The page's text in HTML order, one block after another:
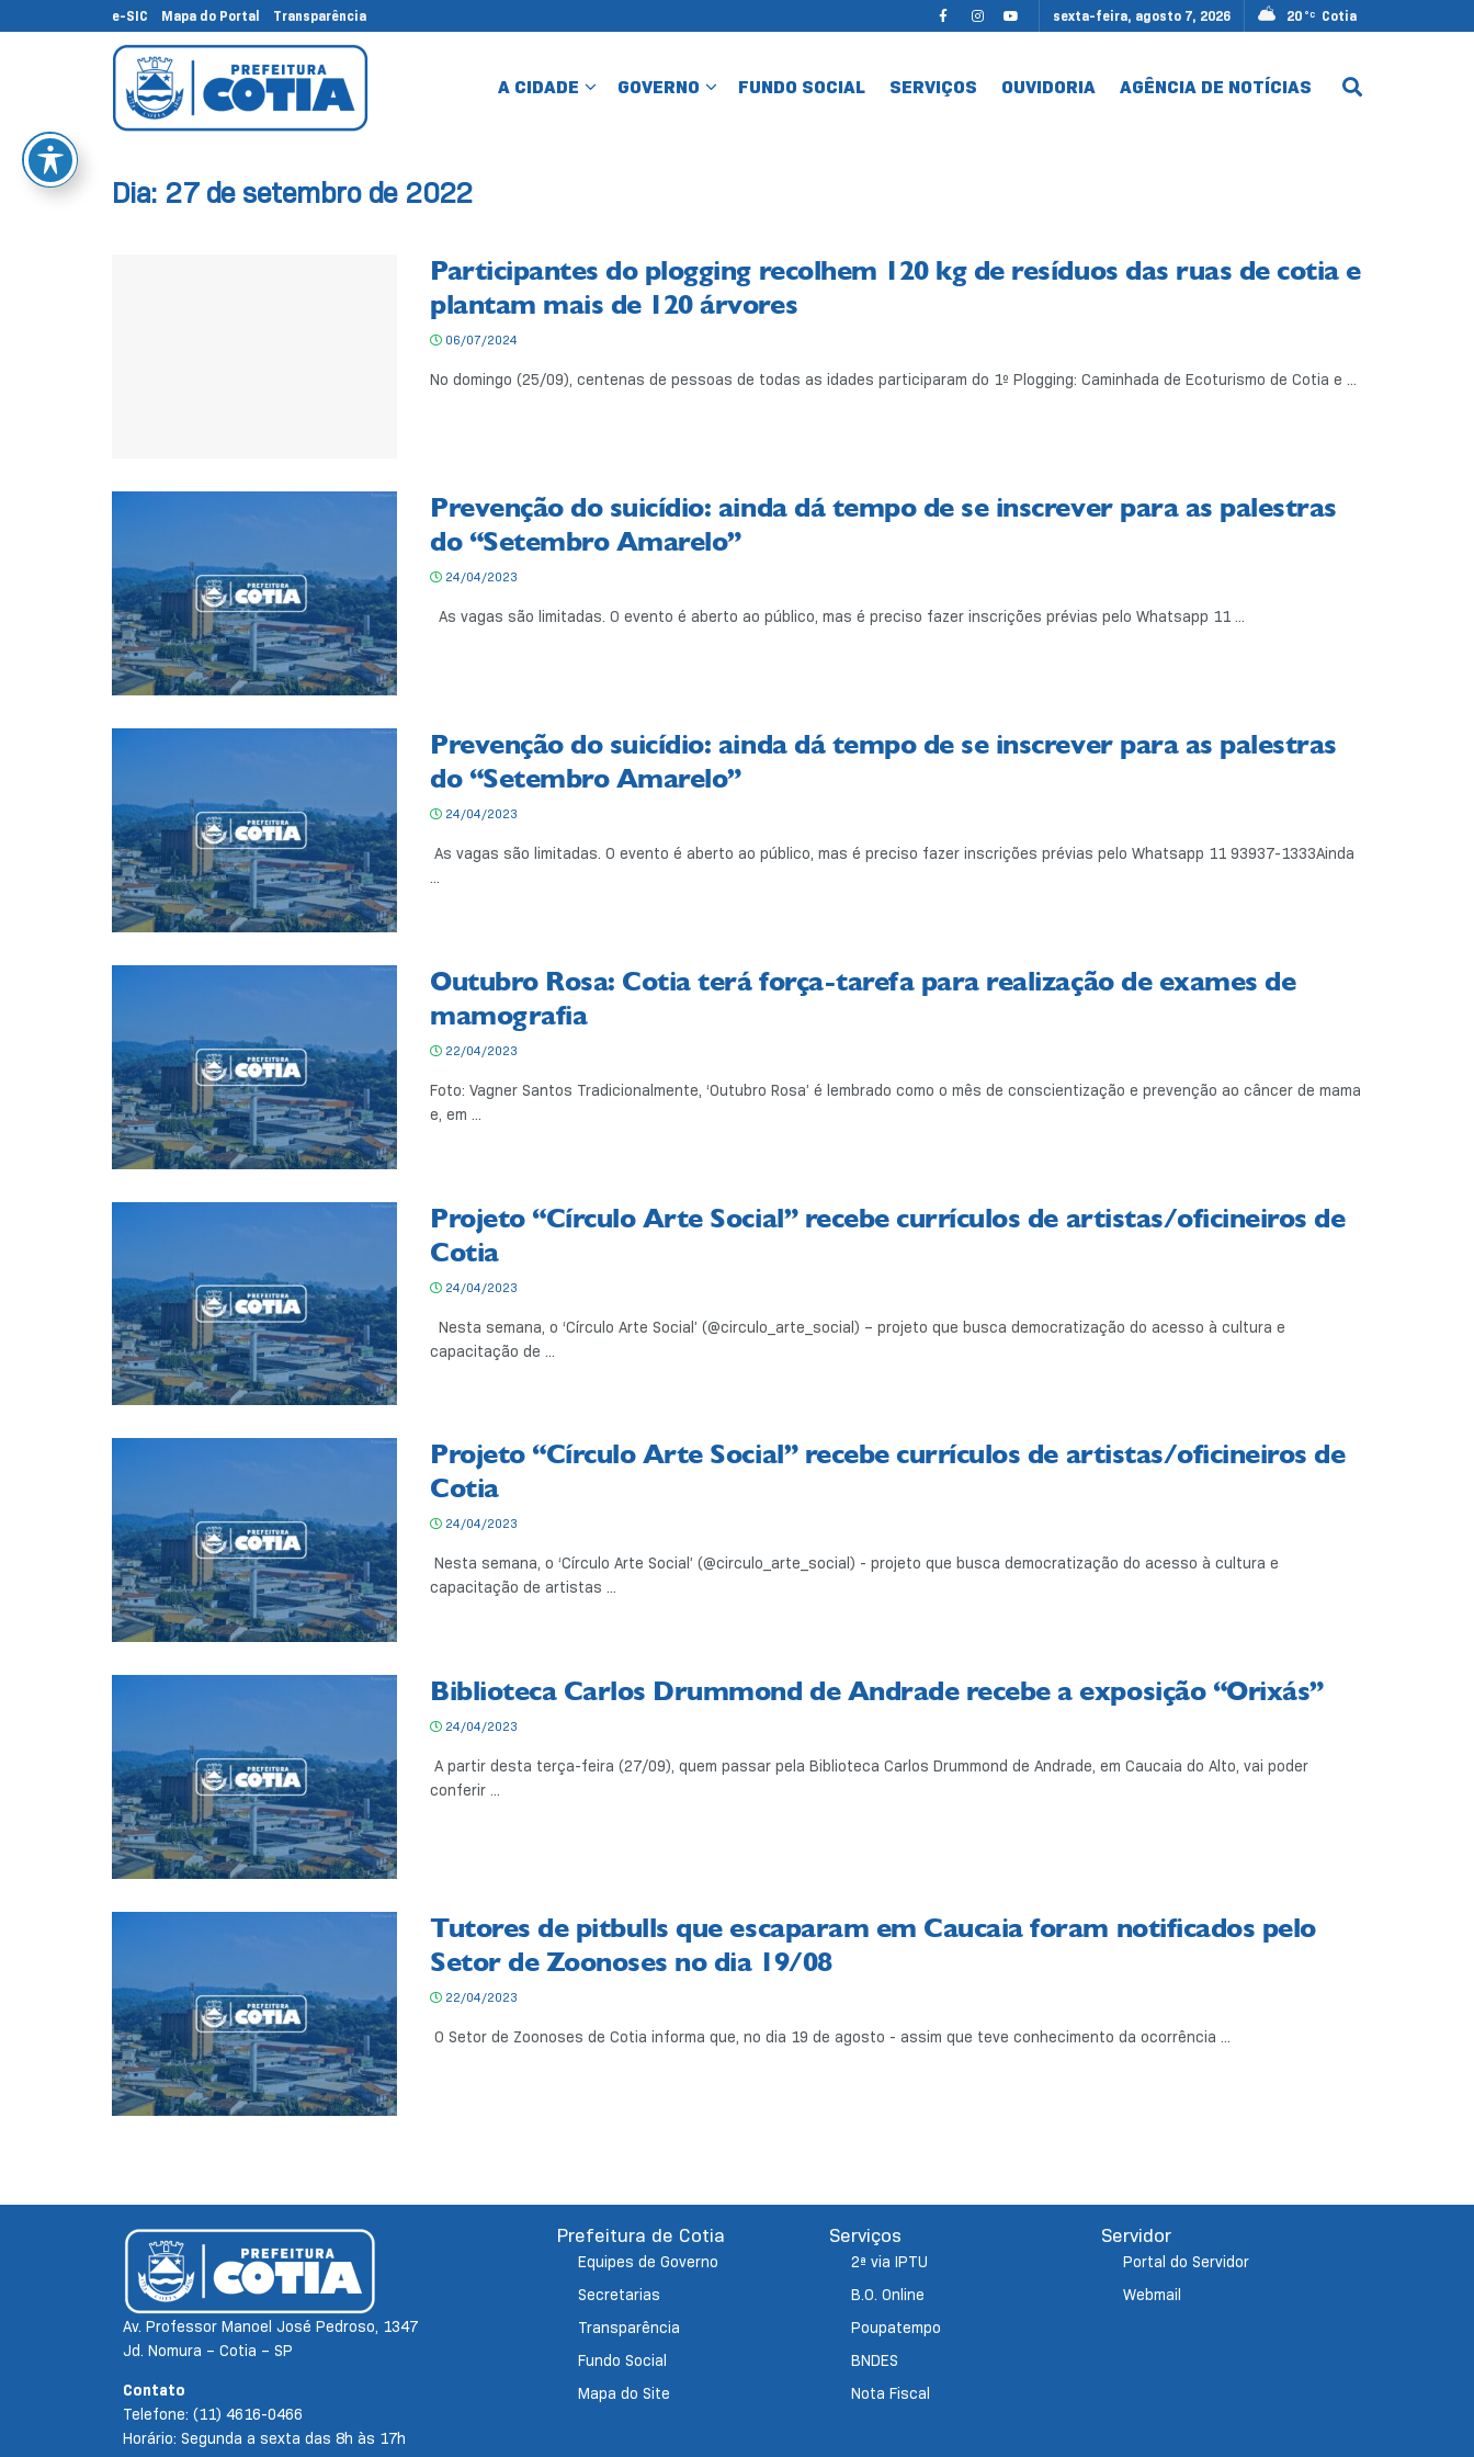
e-SIC Mapa do Portal Transparência sexta-feira, agosto 7, 2026 20 °C Cotia
A CIDADE GOVERNO FUNDO SOCIAL SERVIÇOS OUVIDORIA AGÊNCIA DE NOTÍCIAS
Dia: 27 de setembro de 2022
Participantes do plogging recolhem 120 kg de resíduos das ruas de cotia e
plantam mais de 120 árvores
06/07/2024
No domingo (25/09), centenas de pessoas de todas as idades participaram do 1º Plogging: Caminhada de Ecoturismo de Cotia e ...
Prevenção do suicídio: ainda dá tempo de se inscrever para as palestras
do “Setembro Amarelo”
24/04/2023
As vagas são limitadas. O evento é aberto ao público, mas é preciso fazer inscrições prévias pelo Whatsapp 11 ...
Prevenção do suicídio: ainda dá tempo de se inscrever para as palestras
do “Setembro Amarelo”
24/04/2023
As vagas são limitadas. O evento é aberto ao público, mas é preciso fazer inscrições prévias pelo Whatsapp 11 93937-1333Ainda
...
Outubro Rosa: Cotia terá força-tarefa para realização de exames de
mamografia
22/04/2023
Foto: Vagner Santos Tradicionalmente, ‘Outubro Rosa’ é lembrado como o mês de conscientização e prevenção ao câncer de mama
e, em ...
Projeto “Círculo Arte Social” recebe currículos de artistas/oficineiros de
Cotia
24/04/2023
Nesta semana, o ‘Círculo Arte Social’ (@circulo_arte_social) – projeto que busca democratização do acesso à cultura e
capacitação de ...
Projeto “Círculo Arte Social” recebe currículos de artistas/oficineiros de
Cotia
24/04/2023
Nesta semana, o ‘Círculo Arte Social’ (@circulo_arte_social) - projeto que busca democratização do acesso à cultura e
capacitação de artistas ...
Biblioteca Carlos Drummond de Andrade recebe a exposição “Orixás”
24/04/2023
A partir desta terça-feira (27/09), quem passar pela Biblioteca Carlos Drummond de Andrade, em Caucaia do Alto, vai poder
conferir ...
Tutores de pitbulls que escaparam em Caucaia foram notificados pelo
Setor de Zoonoses no dia 19/08
22/04/2023
O Setor de Zoonoses de Cotia informa que, no dia 19 de agosto - assim que teve conhecimento da ocorrência ...
Av. Professor Manoel José Pedroso, 1347
Jd. Nomura – Cotia – SP
Contato
Telefone: (11) 4616-0466
Horário: Segunda a sexta das 8h às 17h
Prefeitura de Cotia
Equipes de Governo
Secretarias
Transparência
Fundo Social
Mapa do Site
Serviços
2ª via IPTU
B.O. Online
Poupatempo
BNDES
Nota Fiscal
Servidor
Portal do Servidor
Webmail